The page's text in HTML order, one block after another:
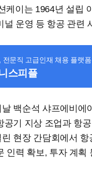
케이는 1964년 설립
널 운영 등 항공 관련
전문직 고급인재 채용 플랫폼
스피플
백순석 샤프에비에
공기 지상 조업과 항
현장 간담회에서
인력 확보, 투자 계